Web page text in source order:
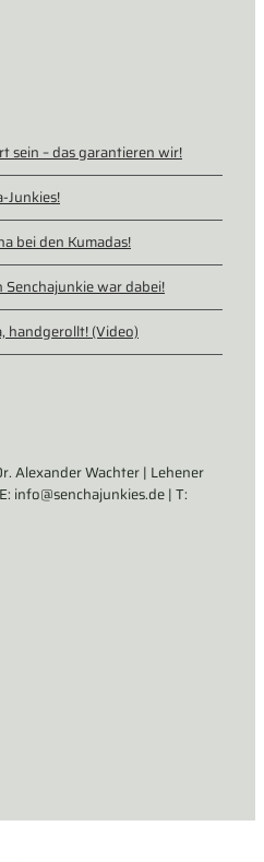
sein – das garantieren wir!
Junkies!
bei den Kumadas!
Senchajunkie war dabei!
handgerollt! (Video)
Alexander Wachter | Lehener
info@senchajunkies.de | T: